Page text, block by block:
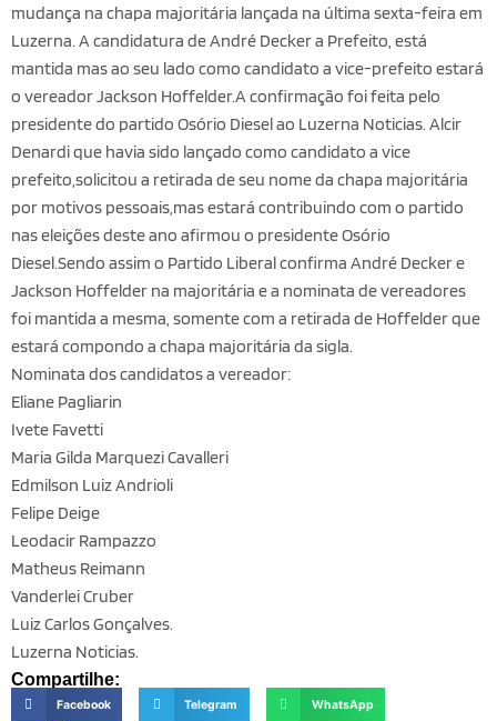
mudança na chapa majoritária lançada na última sexta-feira em
Luzerna. A candidatura de André Decker a Prefeito, está
mantida mas ao seu lado como candidato a vice-prefeito estará
o vereador Jackson Hoffelder.A confirmação foi feita pelo
presidente do partido Osório Diesel ao Luzerna Noticias. Alcir
Denardi que havia sido lançado como candidato a vice
prefeito,solicitou a retirada de seu nome da chapa majoritária
por motivos pessoais,mas estará contribuindo com o partido
nas eleições deste ano afirmou o presidente Osório
Diesel.Sendo assim o Partido Liberal confirma André Decker e
Jackson Hoffelder na majoritária e a nominata de vereadores
foi mantida a mesma, somente com a retirada de Hoffelder que
estará compondo a chapa majoritária da sigla.
Nominata dos candidatos a vereador:
Eliane Pagliarin
Ivete Favetti
Maria Gilda Marquezi Cavalleri
Edmilson Luiz Andrioli
Felipe Deige
Leodacir Rampazzo
Matheus Reimann
Vanderlei Cruber
Luiz Carlos Gonçalves.
Luzerna Noticias.
Compartilhe:
Facebook Telegram WhatsApp